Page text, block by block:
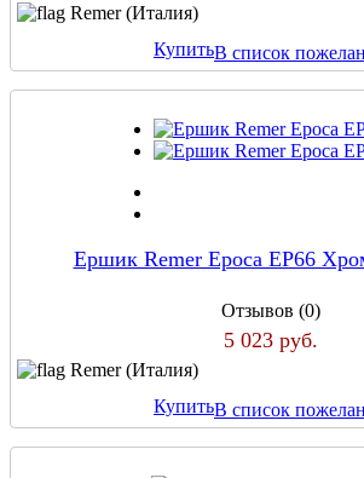
Remer (Италия)
КупитьВ список
Ершик Remer Epoca EP66
Отзывов (0)
5 023 руб.
Remer (Италия)
КупитьВ список